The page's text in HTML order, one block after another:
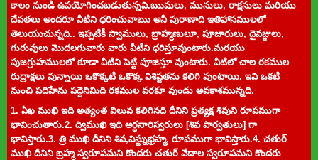
కాలం నుండి ఉపయోగించబడుతున్నవి.ఋషులు, మునులు, రాక్షసులు మరియు
దేవతలు అందరూ వీటిని ధరించువాఋ అనీ పురాణాది ఇతిహాసములలో
తెలుయుచున్నది.. ఇప్పటికీ స్వాములు, బ్రాహ్మణులూ, పూజారులు, దైవజ్ఞులు,
గురువులు మొదలగువారు వారు వీటిని ధరిస్తూవుంటారు.మరయు
పుజగ్రుహములలో కూడా వీటిని పెట్టి పూజిస్తూ వుంటారు. వీటిలో చాల రకముల
రుద్రాక్షలు వున్నాయి ఒకొక్కటి ఒకొక్క విశిష్టతను కలిగి వుంటాయి. ఇవి ఒకటి
నుంచి పదిహేను పద్దెనిమిది రకముల వరకూ వుండు అవకాశమున్నది.
1. ఏఖ ముఖి ఇది అత్యంత విలువ కలిగినది దీనిని ప్రత్యక్ష శివుని రూపముగా
భావించుతారు.2. ద్విముఖి ఇది అర్ధనారిస్వరులు [శివ పార్వతులు] గా
భావిస్తారు.3. త్రి ముఖి దీనిని శివ,విస్ట్నుభ్రహ్మ, రూపముగా భావిస్తారు.4. చతుర్
ముఖి దీనిని బ్రహ్మ స్వరూపమని కొందరు చతుర్ వేదాల స్వరూపమని కొందరు